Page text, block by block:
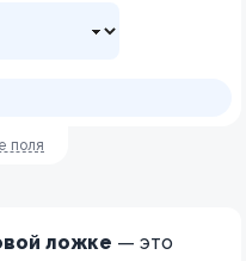
поля
ложке — это